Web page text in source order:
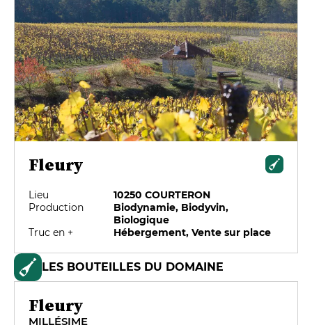
Fleury
Lieu
10250 COURTERON
Production
Biodynamie, Biodyvin,
Biologique
Truc en +
Hébergement, Vente sur place
LES BOUTEILLES DU DOMAINE
Fleury
MILLÉSIME